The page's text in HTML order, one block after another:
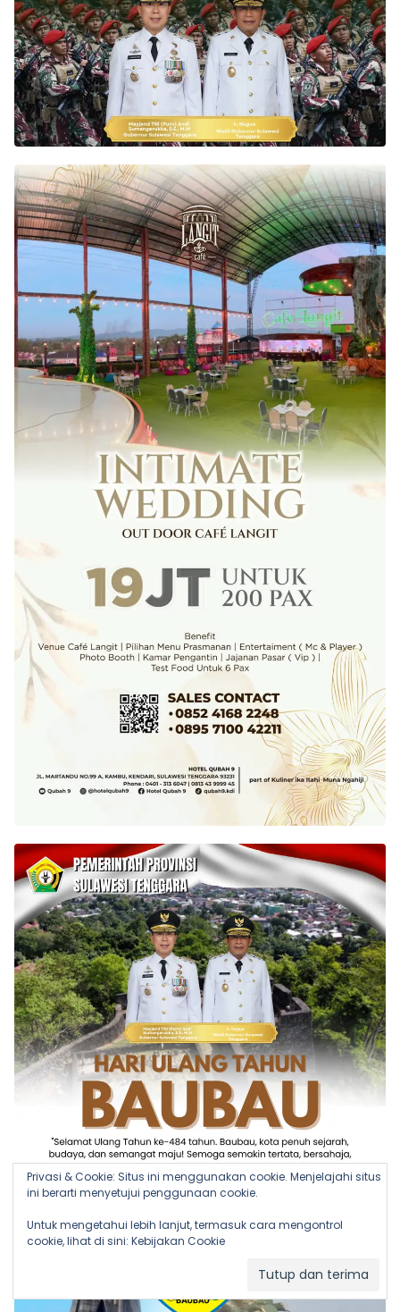
Privasi & Cookie: Situs ini menggunakan cookie. Menjelajahi situs
ini berarti menyetujui penggunaan cookie.
Untuk mengetahui lebih lanjut, termasuk cara mengontrol
cookie, lihat di sini: Kebijakan Cookie